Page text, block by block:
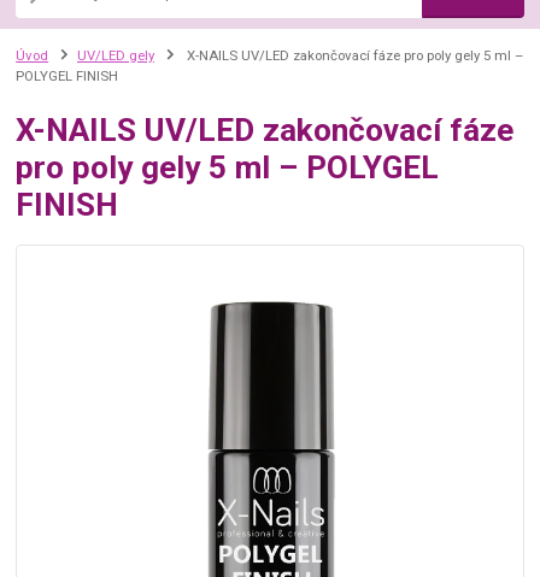
Úvod UV/LED gely
X-NAILS UV/LED zakončovací fáze pro poly gely 5 ml –
POLYGEL FINISH
X-NAILS UV/LED zakončovací fáze
pro poly gely 5 ml – POLYGEL
FINISH